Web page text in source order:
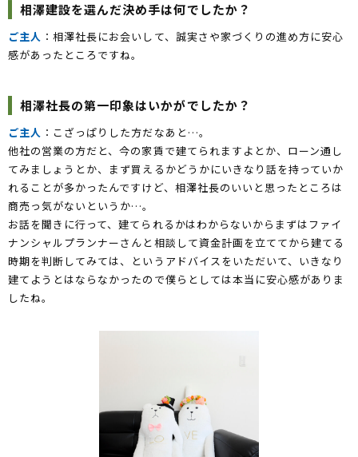
相澤建設を選んだ決め手は何でしたか？
ご主人 ：相澤社長にお会いして、誠実さや家づくりの進め方に安心
感があったところですね。
相澤社長の第一印象はいかがでしたか？
ご主人 ：こざっぱりした方だなあと…。
他社の営業の方だと、今の家賃で建てられますよとか、ローン通し
てみましょうとか、まず買えるかどうかにいきなり話を持っていか
れることが多かったんですけど、相澤社長のいいと思ったところは
商売っ気がないというか…。
お話を聞きに行って、建てられるかはわからないからまずはファイ
ナンシャルプランナーさんと相談して資金計画を立ててから建てる
時期を判断してみては、というアドバイスをいただいて、いきなり
建てようとはならなかったので僕らとしては本当に安心感がありま
したね。